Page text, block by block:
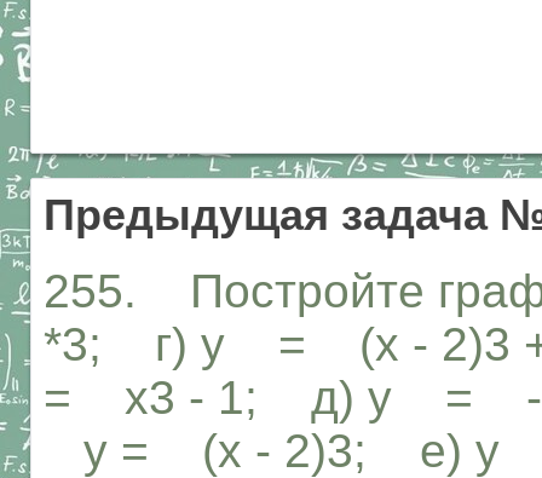
Предыдущая задача
255. Постройте
*3; г) у = (х - 2)3
= х3 - 1; д) у = -
у = (х - 2)3; е) у